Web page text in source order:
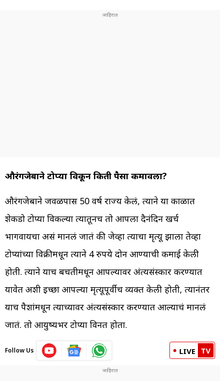
औरंगजेबाने टोप्या विकून किती पैसा कमावला?
औरंगजेबाने जवळपास 50 वर्ष राज्य केलं, त्याने या काळात
शेकडो टोप्या विकल्या त्यातूनच तो आपला दैनंदिन खर्च
भागवायचा असं मानलं जातं की जेव्हा त्याचा मृत्यू झाला तेव्हा
टोप्यांच्या विक्रीमधून त्याने 4 रुपये दोन आण्याची कमाई केली
होती. त्याने याच बचतीमधून आपल्यावर अंत्यसंस्कार करण्यात
यावेत अशी इच्छा आपल्या मृत्यूपूर्वीच व्यक्त केली होती, त्यानंतर
याच पैशांमधून त्याच्यावर अंत्यसंस्कार करण्यात आल्याचं मानलं
जातं. तो आयुष्यभर टोप्या विनत होता.
Follow Us LIVE TV